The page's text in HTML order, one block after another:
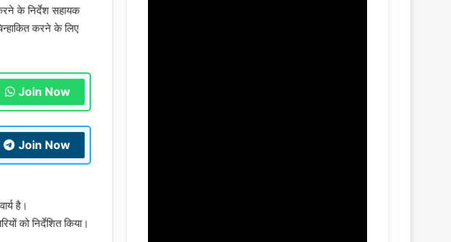
करने के निर्देश सहायक
करने के लिए
Join Now
Join Now
है।
को निर्देशित किया।